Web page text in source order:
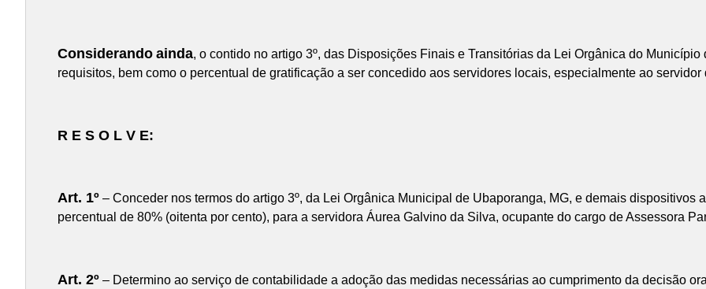
Considerando ainda, o contido no artigo 3º, das Disposições Finais e Transitórias da Lei Orgânica do
requisitos, bem como o percentual de gratificação a ser concedido aos servidores locais, especialmente ao
R E S O L V E:
Art. 1º – Conceder nos termos do artigo 3º, da Lei Orgânica Municipal de Ubaporanga, MG, e demais dispositivos
percentual de 80% (oitenta por cento), para a servidora Áurea Galvino da Silva, ocupante do cargo de Assessora
Art. 2º – Determino ao serviço de contabilidade a adoção das medidas necessárias ao cumprimento da decisão